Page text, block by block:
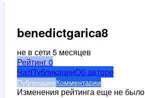
benedictgarica8
не в сети 5 месяцев
Рейтинг0
ЧатПубликацииОб авторе
ПубликацииКомментарии
Изменения рейтинга еще не было